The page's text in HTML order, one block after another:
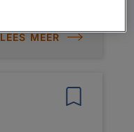
LEES MEER